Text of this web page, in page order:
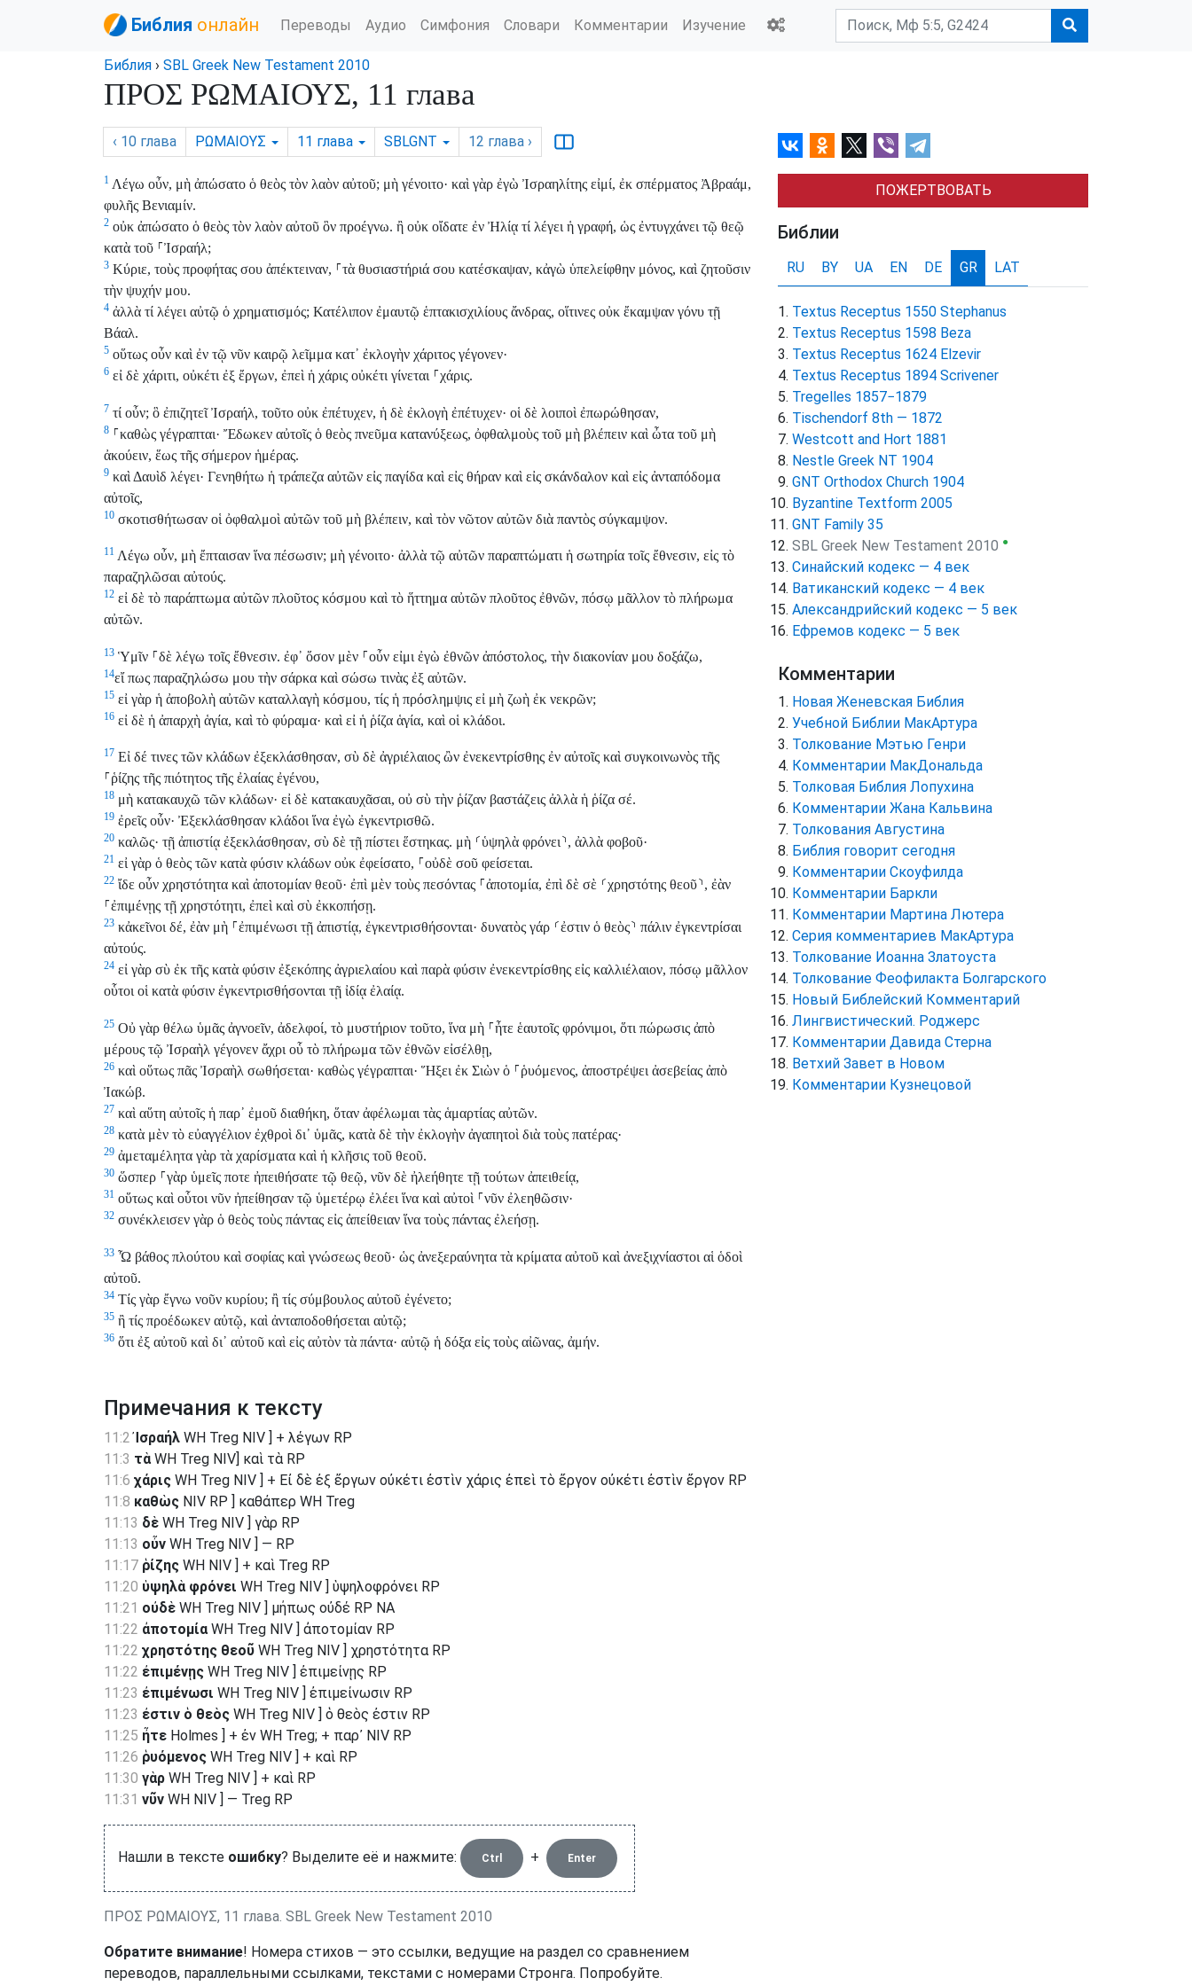
Библия онлайн Переводы Аудио Симфония Словари Комментарии Изучение
Библия › SBL Greek New Testament 2010
ΠΡΟΣ ΡΩΜΑΙΟΥΣ, 11 глава
‹ 10 глава ΡΩΜΑΙΟΥΣ 11 глава SBLGNT 12 глава ›
1 Λέγω οὖν, μὴ ἀπώσατο ὁ θεὸς τὸν λαὸν αὐτοῦ; μὴ γένοιτο· καὶ γὰρ ἐγὼ Ἰσραηλίτης εἰμί, ἐκ σπέρματος Ἀβραάμ,
φυλῆς Βενιαμίν.
2 οὐκ ἀπώσατο ὁ θεὸς τὸν λαὸν αὐτοῦ ὃν προέγνω. ἢ οὐκ οἴδατε ἐν Ἠλίᾳ τί λέγει ἡ γραφή, ὡς ἐντυγχάνει τῷ θεῷ
κατὰ τοῦ ⸀Ἰσραήλ;
3 Κύριε, τοὺς προφήτας σου ἀπέκτειναν, ⸀τὰ θυσιαστήριά σου κατέσκαψαν, κἀγὼ ὑπελείφθην μόνος, καὶ ζητοῦσιν
τὴν ψυχήν μου.
4 ἀλλὰ τί λέγει αὐτῷ ὁ χρηματισμός; Κατέλιπον ἐμαυτῷ ἑπτακισχιλίους ἄνδρας, οἵτινες οὐκ ἔκαμψαν γόνυ τῇ
Βάαλ.
5 οὕτως οὖν καὶ ἐν τῷ νῦν καιρῷ λεῖμμα κατ᾽ ἐκλογὴν χάριτος γέγονεν·
6 εἰ δὲ χάριτι, οὐκέτι ἐξ ἔργων, ἐπεὶ ἡ χάρις οὐκέτι γίνεται ⸀χάρις.
7 τί οὖν; ὃ ἐπιζητεῖ Ἰσραήλ, τοῦτο οὐκ ἐπέτυχεν, ἡ δὲ ἐκλογὴ ἐπέτυχεν· οἱ δὲ λοιποὶ ἐπωρώθησαν,
8 ⸀καθὼς γέγραπται· Ἔδωκεν αὐτοῖς ὁ θεὸς πνεῦμα κατανύξεως, ὀφθαλμοὺς τοῦ μὴ βλέπειν καὶ ὦτα τοῦ μὴ
ἀκούειν, ἕως τῆς σήμερον ἡμέρας.
9 καὶ Δαυὶδ λέγει· Γενηθήτω ἡ τράπεζα αὐτῶν εἰς παγίδα καὶ εἰς θήραν καὶ εἰς σκάνδαλον καὶ εἰς ἀνταπόδομα
αὐτοῖς,
10 σκοτισθήτωσαν οἱ ὀφθαλμοὶ αὐτῶν τοῦ μὴ βλέπειν, καὶ τὸν νῶτον αὐτῶν διὰ παντὸς σύγκαμψον.
11 Λέγω οὖν, μὴ ἔπταισαν ἵνα πέσωσιν; μὴ γένοιτο· ἀλλὰ τῷ αὐτῶν παραπτώματι ἡ σωτηρία τοῖς ἔθνεσιν, εἰς τὸ
παραζηλῶσαι αὐτούς.
12 εἰ δὲ τὸ παράπτωμα αὐτῶν πλοῦτος κόσμου καὶ τὸ ἥττημα αὐτῶν πλοῦτος ἐθνῶν, πόσῳ μᾶλλον τὸ πλήρωμα
αὐτῶν.
13 Ὑμῖν ⸀δὲ λέγω τοῖς ἔθνεσιν. ἐφ᾽ ὅσον μὲν ⸀οὖν εἰμι ἐγὼ ἐθνῶν ἀπόστολος, τὴν διακονίαν μου δοξάζω,
14εἴ πως παραζηλώσω μου τὴν σάρκα καὶ σώσω τινὰς ἐξ αὐτῶν.
15 εἰ γὰρ ἡ ἀποβολὴ αὐτῶν καταλλαγὴ κόσμου, τίς ἡ πρόσλημψις εἰ μὴ ζωὴ ἐκ νεκρῶν;
16 εἰ δὲ ἡ ἀπαρχὴ ἁγία, καὶ τὸ φύραμα· καὶ εἰ ἡ ῥίζα ἁγία, καὶ οἱ κλάδοι.
17 Εἰ δέ τινες τῶν κλάδων ἐξεκλάσθησαν, σὺ δὲ ἀγριέλαιος ὢν ἐνεκεντρίσθης ἐν αὐτοῖς καὶ συγκοινωνὸς τῆς
⸀ῥίζης τῆς πιότητος τῆς ἐλαίας ἐγένου,
18 μὴ κατακαυχῶ τῶν κλάδων· εἰ δὲ κατακαυχᾶσαι, οὐ σὺ τὴν ῥίζαν βαστάζεις ἀλλὰ ἡ ῥίζα σέ.
19 ἐρεῖς οὖν· Ἐξεκλάσθησαν κλάδοι ἵνα ἐγὼ ἐγκεντρισθῶ.
20 καλῶς· τῇ ἀπιστίᾳ ἐξεκλάσθησαν, σὺ δὲ τῇ πίστει ἕστηκας. μὴ ⸂ὑψηλὰ φρόνει⸃, ἀλλὰ φοβοῦ·
21 εἰ γὰρ ὁ θεὸς τῶν κατὰ φύσιν κλάδων οὐκ ἐφείσατο, ⸀οὐδὲ σοῦ φείσεται.
22 ἴδε οὖν χρηστότητα καὶ ἀποτομίαν θεοῦ· ἐπὶ μὲν τοὺς πεσόντας ⸀ἀποτομία, ἐπὶ δὲ σὲ ⸂χρηστότης θεοῦ⸃, ἐὰν
⸀ἐπιμένῃς τῇ χρηστότητι, ἐπεὶ καὶ σὺ ἐκκοπήσῃ.
23 κἀκεῖνοι δέ, ἐὰν μὴ ⸀ἐπιμένωσι τῇ ἀπιστίᾳ, ἐγκεντρισθήσονται· δυνατὸς γάρ ⸂ἐστιν ὁ θεὸς⸃ πάλιν ἐγκεντρίσαι
αὐτούς.
24 εἰ γὰρ σὺ ἐκ τῆς κατὰ φύσιν ἐξεκόπης ἀγριελαίου καὶ παρὰ φύσιν ἐνεκεντρίσθης εἰς καλλιέλαιον, πόσῳ μᾶλλον
οὗτοι οἱ κατὰ φύσιν ἐγκεντρισθήσονται τῇ ἰδίᾳ ἐλαίᾳ.
25 Οὐ γὰρ θέλω ὑμᾶς ἀγνοεῖν, ἀδελφοί, τὸ μυστήριον τοῦτο, ἵνα μὴ ⸀ἦτε ἑαυτοῖς φρόνιμοι, ὅτι πώρωσις ἀπὸ
μέρους τῷ Ἰσραὴλ γέγονεν ἄχρι οὗ τὸ πλήρωμα τῶν ἐθνῶν εἰσέλθῃ,
26 καὶ οὕτως πᾶς Ἰσραὴλ σωθήσεται· καθὼς γέγραπται· Ἥξει ἐκ Σιὼν ὁ ⸀ῥυόμενος, ἀποστρέψει ἀσεβείας ἀπὸ
Ἰακώβ.
27 καὶ αὕτη αὐτοῖς ἡ παρ᾽ ἐμοῦ διαθήκη, ὅταν ἀφέλωμαι τὰς ἁμαρτίας αὐτῶν.
28 κατὰ μὲν τὸ εὐαγγέλιον ἐχθροὶ δι᾽ ὑμᾶς, κατὰ δὲ τὴν ἐκλογὴν ἀγαπητοὶ διὰ τοὺς πατέρας·
29 ἀμεταμέλητα γὰρ τὰ χαρίσματα καὶ ἡ κλῆσις τοῦ θεοῦ.
30 ὥσπερ ⸀γὰρ ὑμεῖς ποτε ἠπειθήσατε τῷ θεῷ, νῦν δὲ ἠλεήθητε τῇ τούτων ἀπειθείᾳ,
31 οὕτως καὶ οὗτοι νῦν ἠπείθησαν τῷ ὑμετέρῳ ἐλέει ἵνα καὶ αὐτοὶ ⸀νῦν ἐλεηθῶσιν·
32 συνέκλεισεν γὰρ ὁ θεὸς τοὺς πάντας εἰς ἀπείθειαν ἵνα τοὺς πάντας ἐλεήσῃ.
33 Ὦ βάθος πλούτου καὶ σοφίας καὶ γνώσεως θεοῦ· ὡς ἀνεξεραύνητα τὰ κρίματα αὐτοῦ καὶ ἀνεξιχνίαστοι αἱ ὁδοὶ
αὐτοῦ.
34 Τίς γὰρ ἔγνω νοῦν κυρίου; ἢ τίς σύμβουλος αὐτοῦ ἐγένετο;
35 ἢ τίς προέδωκεν αὐτῷ, καὶ ἀνταποδοθήσεται αὐτῷ;
36 ὅτι ἐξ αὐτοῦ καὶ δι᾽ αὐτοῦ καὶ εἰς αὐτὸν τὰ πάντα· αὐτῷ ἡ δόξα εἰς τοὺς αἰῶνας, ἀμήν.
Примечания к тексту
11:2 Ἰσραήλ WH Treg NIV ] + λέγων RP
11:3 τὰ WH Treg NIV] καὶ τὰ RP
11:6 χάρις WH Treg NIV ] + Εἰ δὲ ἐξ ἔργων οὐκέτι ἐστὶν χάρις ἐπεὶ τὸ ἔργον οὐκέτι ἐστὶν ἔργον RP
11:8 καθὼς NIV RP ] καθάπερ WH Treg
11:13 δὲ WH Treg NIV ] γὰρ RP
11:13 οὖν WH Treg NIV ] — RP
11:17 ῥίζης WH NIV ] + καὶ Treg RP
11:20 ὑψηλὰ φρόνει WH Treg NIV ] ὑψηλοφρόνει RP
11:21 οὐδὲ WH Treg NIV ] μήπως οὐδέ RP NA
11:22 ἀποτομία WH Treg NIV ] ἀποτομίαν RP
11:22 χρηστότης θεοῦ WH Treg NIV ] χρηστότητα RP
11:22 ἐπιμένῃς WH Treg NIV ] ἐπιμείνῃς RP
11:23 ἐπιμένωσι WH Treg NIV ] ἐπιμείνωσιν RP
11:23 ἐστιν ὁ θεὸς WH Treg NIV ] ὁ θεὸς ἐστιν RP
11:25 ἦτε Holmes ] + ἐν WH Treg; + παρ᾽ NIV RP
11:26 ῥυόμενος WH Treg NIV ] + καὶ RP
11:30 γὰρ WH Treg NIV ] + καὶ RP
11:31 νῦν WH NIV ] — Treg RP
Нашли в тексте ошибку? Выделите её и нажмите: Ctrl + Enter
ΠΡΟΣ ΡΩΜΑΙΟΥΣ, 11 глава. SBL Greek New Testament 2010
Обратите внимание! Номера стихов — это ссылки, ведущие на раздел со сравнением
переводов, параллельными ссылками, текстами с номерами Стронга. Попробуйте.
ПОЖЕРТВОВАТЬ
Библии
RU BY UA EN DE GR LAT
Textus Receptus 1550 Stephanus
Textus Receptus 1598 Beza
Textus Receptus 1624 Elzevir
Textus Receptus 1894 Scrivener
Tregelles 1857−1879
Tischendorf 8th — 1872
Westcott and Hort 1881
Nestle Greek NT 1904
GNT Orthodox Church 1904
Byzantine Textform 2005
GNT Family 35
SBL Greek New Testament 2010 ●
Синайский кодекс — 4 век
Ватиканский кодекс — 4 век
Александрийский кодекс — 5 век
Ефремов кодекс — 5 век
Комментарии
Новая Женевская Библия
Учебной Библии МакАртура
Толкование Мэтью Генри
Комментарии МакДональда
Толковая Библия Лопухина
Комментарии Жана Кальвина
Толкования Августина
Библия говорит сегодня
Комментарии Скоуфилда
Комментарии Баркли
Комментарии Мартина Лютера
Серия комментариев МакАртура
Толкование Иоанна Златоуста
Толкование Феофилакта Болгарского
Новый Библейский Комментарий
Лингвистический. Роджерс
Комментарии Давида Стерна
Ветхий Завет в Новом
Комментарии Кузнецовой